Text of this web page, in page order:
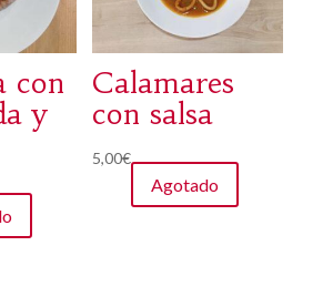
con
y
Calamares
con salsa
5,00€
Agotado